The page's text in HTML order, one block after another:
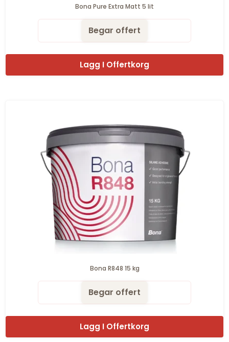
Bona Pure Extra Matt 5 lit
Begar offert
Lagg I Offertkorg
Bona R848 15 kg
Begar offert
Lagg I Offertkorg